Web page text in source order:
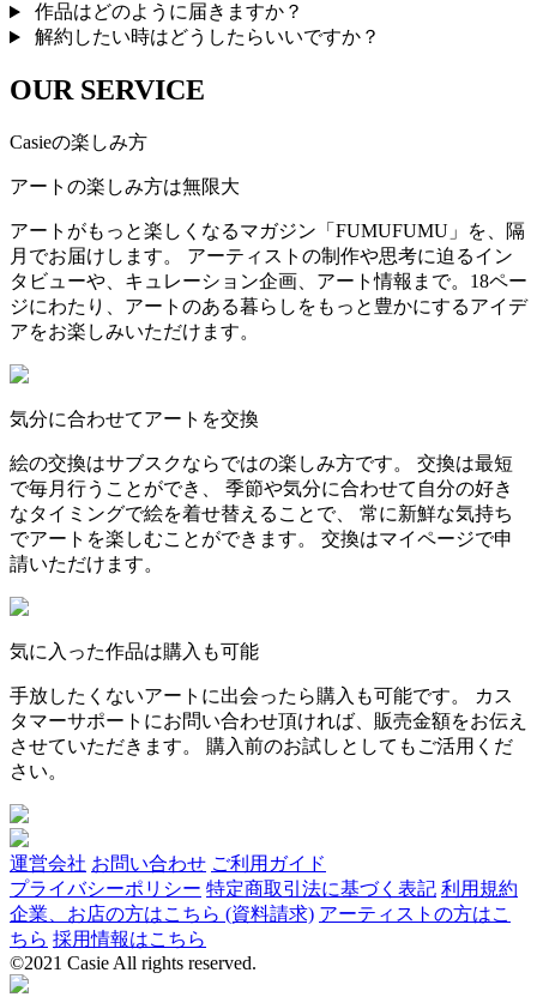
作品はどのように届きますか？
解約したい時はどうしたらいいですか？
OUR SERVICE
Casieの楽しみ方
アートの楽しみ方は無限大
アートがもっと楽しくなるマガジン「FUMUFUMU」を、隔
月でお届けします。 アーティストの制作や思考に迫るイン
タビューや、キュレーション企画、アート情報まで。18ペー
ジにわたり、アートのある暮らしをもっと豊かにするアイデ
アをお楽しみいただけます。
気分に合わせてアートを交換
絵の交換はサブスクならではの楽しみ方です。 交換は最短
で毎月行うことができ、 季節や気分に合わせて自分の好き
なタイミングで絵を着せ替えることで、 常に新鮮な気持ち
でアートを楽しむことができます。 交換はマイページで申
請いただけます。
気に入った作品は購入も可能
手放したくないアートに出会ったら購入も可能です。 カス
タマーサポートにお問い合わせ頂ければ、販売金額をお伝え
させていただきます。 購入前のお試しとしてもご活用くだ
さい。
運営会社 お問い合わせ ご利用ガイド
プライバシーポリシー 特定商取引法に基づく表記 利用規約
企業、お店の方はこちら (資料請求) アーティストの方はこ
ちら 採用情報はこちら
©2021 Casie All rights reserved.